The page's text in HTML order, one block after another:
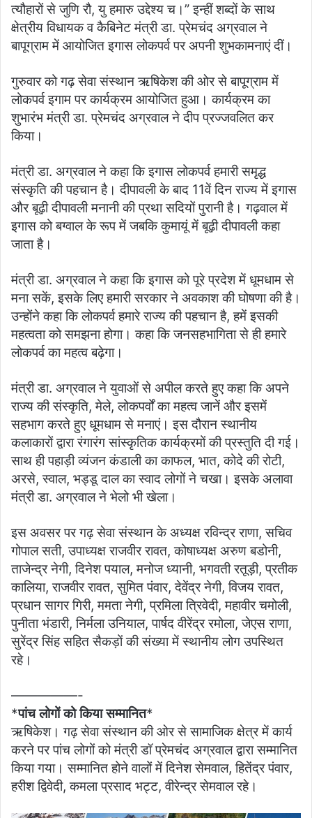
त्यौहारों से जुणि रौ, यु हमारु उद्देश्य च।” इन्हीं शब्दों के साथ
क्षेत्रीय विधायक व कैबिनेट मंत्री डा. प्रेमचंद अग्रवाल ने
बापूग्राम में आयोजित इगास लोकपर्व पर अपनी शुभकामनाएं दीं।
गुरुवार को गढ़ सेवा संस्थान ऋषिकेश की ओर से बापूग्राम में
लोकपर्व इगाम पर कार्यक्रम आयोजित हुआ। कार्यक्रम का
शुभारंभ मंत्री डा. प्रेमचंद अग्रवाल ने दीप प्रज्जवलित कर
किया।
मंत्री डा. अग्रवाल ने कहा कि इगास लोकपर्व हमारी समृद्ध
संस्कृति की पहचान है। दीपावली के बाद 11वें दिन राज्य में इगास
और बूढ़ी दीपावली मनानी की प्रथा सदियों पुरानी है। गढ़वाल में
इगास को बग्वाल के रूप में जबकि कुमायूं में बूढ़ी दीपावली कहा
जाता है।
मंत्री डा. अग्रवाल ने कहा कि इगास को पूरे प्रदेश में धूमधाम से
मना सकें, इसके लिए हमारी सरकार ने अवकाश की घोषणा की है।
उन्होंने कहा कि लोकपर्व हमारे राज्य की पहचान है, हमें इसकी
महत्वता को समझना होगा। कहा कि जनसहभागिता से ही हमारे
लोकपर्व का महत्व बढ़ेगा।
मंत्री डा. अग्रवाल ने युवाओं से अपील करते हुए कहा कि अपने
राज्य की संस्कृति, मेले, लोकपर्वों का महत्व जानें और इसमें
सहभाग करते हुए धूमधाम से मनाएं। इस दौरान स्थानीय
कलाकारों द्वारा रंगारंग सांस्कृतिक कार्यक्रमों की प्रस्तुति दी गई।
साथ ही पहाड़ी व्यंजन कंडाली का काफल, भात, कोदे की रोटी,
अरसे, स्वाल, भड्डू दाल का स्वाद लोगों ने चखा। इसके अलावा
मंत्री डा. अग्रवाल ने भेलो भी खेला।
इस अवसर पर गढ़ सेवा संस्थान के अध्यक्ष रविन्द्र राणा, सचिव
गोपाल सती, उपाध्यक्ष राजवीर रावत, कोषाध्यक्ष अरुण बडोनी,
ताजेन्द्र नेगी, दिनेश पयाल, मनोज ध्यानी, भगवती रतूड़ी, प्रतीक
कालिया, राजवीर रावत, सुमित पंवार, देवेंद्र नेगी, विजय रावत,
प्रधान सागर गिरी, ममता नेगी, प्रमिला त्रिवेदी, महावीर चमोली,
पुनीता भंडारी, निर्मला उनियाल, पार्षद वीरेंद्र रमोला, जेएस राणा,
सुरेंद्र सिंह सहित सैकड़ों की संख्या में स्थानीय लोग उपस्थित
रहे।
—————-
*पांच लोगों को किया सम्मानित*
ऋषिकेश। गढ़ सेवा संस्थान की ओर से सामाजिक क्षेत्र में कार्य
करने पर पांच लोगों को मंत्री डॉ प्रेमचंद अग्रवाल द्वारा सम्मानित
किया गया। सम्मानित होने वालों में दिनेश सेमवाल, हितेंद्र पंवार,
हरीश द्विवेदी, कमला प्रसाद भट्ट, वीरेन्द्र सेमवाल रहे।